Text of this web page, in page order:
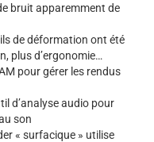
bruit apparemment de
de déformation ont été
plus d’ergonomie…
pour gérer les rendus
d’analyse audio pour
son
« surfacique » utilise